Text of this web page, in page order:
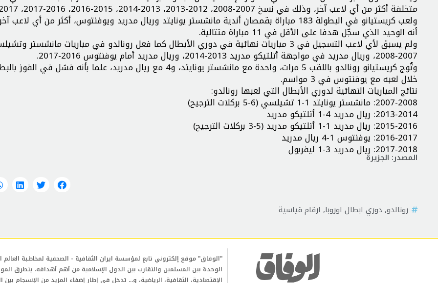
متخلفة أكثر من أي لاعب آخر، وذلك في نسخ 2007-2008، 2012-2013، 2013-2014، 2015-2016، 2016-2017، 2017-2018.
ولعب كريستيانو في البطولة 183 مباراة بقمصان أندية مانشستر يونايتد وريال مدريد ويوفنتوس، أكثر من أي لاعب
أنه الوحيد الذي سجّل هدفا على الأقل في 11 مباراة متتالية.
ولم يسبق لأي لاعب التسجيل في 3 مباريات نهائية في دوري الأبطال كما فعل رونالدو في مباريات مانشستر
2007-2008، وريال مدريد في مواجهة أتلتيكو مدريد 2013-2014، وريال مدريد أمام يوفنتوس 2016-2017.
وتُوج كريستيانو رونالدو باللقب 5 مرات، واحدة مع مانشستر يونايتد، و4 مع ريال مدريد، علما بأنه فشل في
خلال لعبه مع يوفنتوس في 3 مواسم.
نتائج المباريات النهائية لدوري الأبطال التي لعبها رونالدو:
2007-2008: مانشستر يونايتد 1-1 تشيلسي (6-5 بركلات الترجيح)
2013-2014: ريال مدريد 4-1 أتلتيكو مدريد
2015-2016: ريال مدريد 1-1 أتلتيكو مدريد (5-3 بركلات الترجيح)
2016-2017: يوفنتوس 1-4 ريال مدريد
2017-2018: ريال مدريد 3-1 ليفربول
المصدر: الجزيرة
رونالدو, دوري ابطال اوروبا, ارقام قياسية
"الوفاق" موقع إلكتروني تابع لمؤسسة ايران الثقافية - الصحفية لمخاطبة العالم
الوحدة بين المسلمين والتقارب بين الدول الإسلامية من أهم أهدافه. يتطرق
الإقتصادية، الثقافية، الرياضية، و... تدخل في إطار إضفاء المزيد من الإنسجام بين